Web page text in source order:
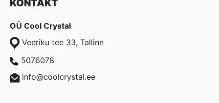
KONTAKT
OÜ Cool Crystal
Veeriku tee 33, Tallinn
5076078
info@coolcrystal.ee